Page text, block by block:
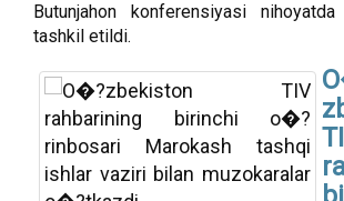
Butunjahon konferensiyasi
tashkil etildi.